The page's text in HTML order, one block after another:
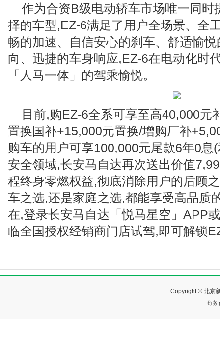
作为合资B级电动轿车市场唯一同时
择的车型,EZ-6满足了用户全场景、全
畅的加速、自信安心的刹车、舒适愉
向、迅捷的车身响应,EZ-6在电动化时
「人马一体」的驾乘愉悦。
目前,购EZ-6全系可享至高40,000元
置换国补+15,000元置换/增购厂补
购车的用户可享100,000元尾款6年0息
安全领域,长安马自达再次送出价值
程终身零燃权益,彻底消除用户的后顾
车之选,还是家庭之选,都能享受高品质
在,登录长安马自达「悦马星空」APP
临全国授权经销商门店试驾,即可解锁
Copyright © 北京
商